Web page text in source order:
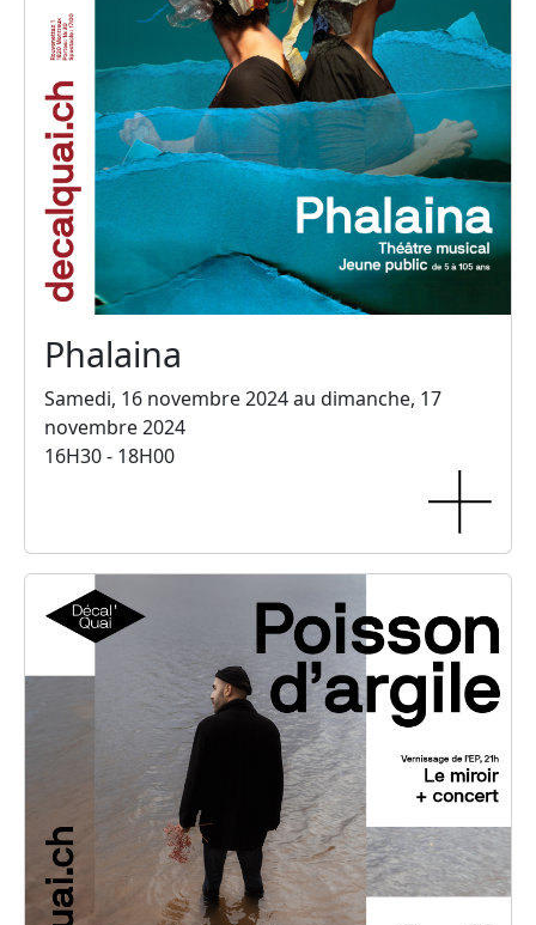
Phalaina
Samedi, 16 novembre 2024 au dimanche, 17
novembre 2024
16H30 - 18H00